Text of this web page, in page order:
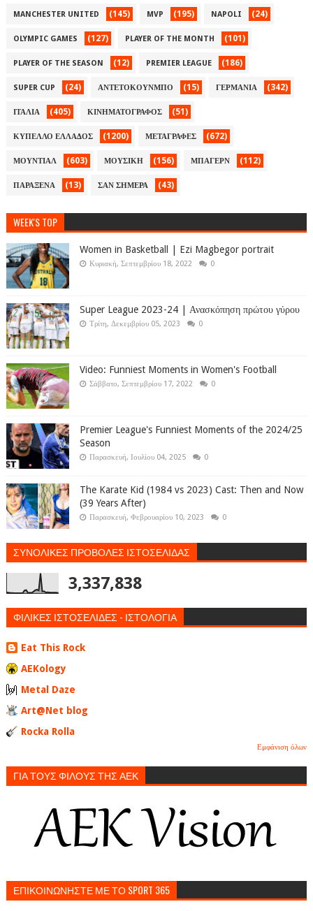
MANCHESTER UNITED (145) MVP (195) NAPOLI (24)
OLYMPIC GAMES (127) PLAYER OF THE MONTH (101)
PLAYER OF THE SEASON (12) PREMIER LEAGUE (186)
SUPER CUP (24) ΑΝΤΕΤΟΚΟΥΝΜΠΟ (15) ΓΕΡΜΑΝΙΑ (342)
ΙΤΑΛΙΑ (405) ΚΙΝΗΜΑΤΟΓΡΑΦΟΣ (51)
ΚΥΠΕΛΛΟ ΕΛΛΑΔΟΣ (1200) ΜΕΤΑΓΡΑΦΕΣ (672)
ΜΟΥΝΤΙΑΛ (603) ΜΟΥΣΙΚΗ (156) ΜΠΑΓΕΡΝ (112)
ΠΑΡΑΞΕΝΑ (13) ΣΑΝ ΣΗΜΕΡΑ (43)
WEEK'S TOP
Women in Basketball | Ezi Magbegor portrait
Κυριακή, Σεπτεμβρίου 18, 2022 0
Super League 2023-24 | Ανασκόπηση πρώτου γύρου
Τρίτη, Δεκεμβρίου 05, 2023 0
Video: Funniest Moments in Women's Football
Σάββατο, Σεπτεμβρίου 17, 2022 0
Premier League's Funniest Moments of the 2024/25
Season
Παρασκευή, Ιουλίου 04, 2025 0
The Karate Kid (1984 vs 2023) Cast: Then and Now
(39 Years After)
Παρασκευή, Φεβρουαρίου 10, 2023 0
ΣΥΝΟΛΙΚΕΣ ΠΡΟΒΟΛΕΣ ΙΣΤΟΣΕΛΙΔΑΣ
3,337,838
ΦΙΛΙΚΕΣ ΙΣΤΟΣΕΛΙΔΕΣ - ΙΣΤΟΛΟΓΙΑ
Eat This Rock
AEKology
Metal Daze
Art@Net blog
Rocka Rolla
Εμφάνιση όλων
ΓΙΑ ΤΟΥΣ ΦΙΛΟΥΣ ΤΗΣ ΑΕΚ
ΕΠΙΚΟΙΝΩΝΗΣΤΕ ΜΕ ΤΟ SPORT 365